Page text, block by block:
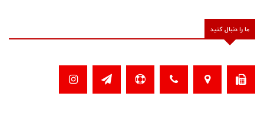
ما را دنبال کنید